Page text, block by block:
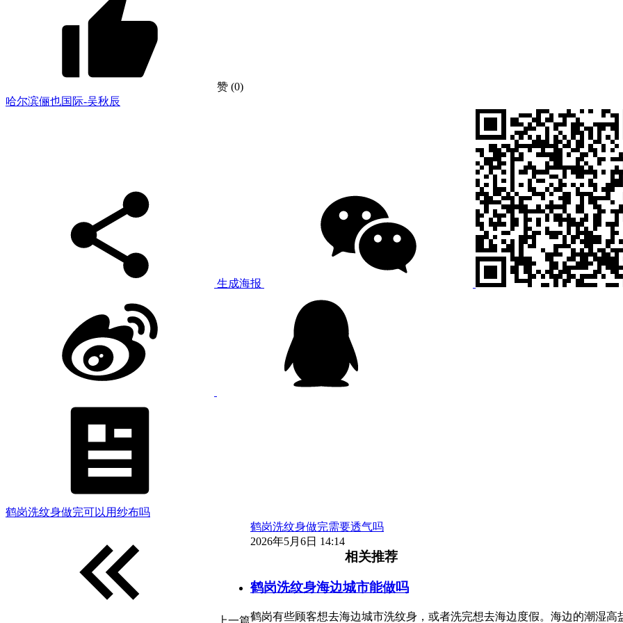
赞 (0)
哈尔滨俪也国际-吴秋辰
生成海报
鹤岗洗纹身做完可以用纱布吗
上一篇
鹤岗洗纹身做完需要透气吗
2026年5月6日 14:14
相关推荐
鹤岗洗纹身海边城市能做吗
鹤岗有些顾客想去海边城市洗纹身，或者洗完想去海边度假。海边的潮湿高